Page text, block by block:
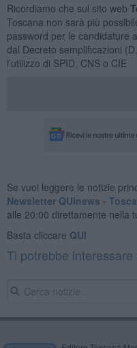
Ricordiamo che sul sito web
Toscana non sarà più
password per le candidature
dal Decreto semplificazioni
l’utilizzo di SPID, CNS o CIE
Se vuoi leggere le notizie
Newsletter QUInews -
alle 20:00 direttamente nella
Basta cliccare QUI
Ti potrebbe interessare